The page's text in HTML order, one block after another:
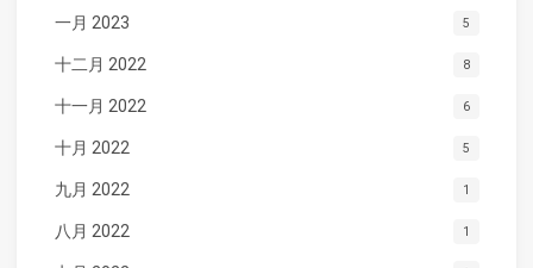
一月 2023 5
十二月 2022 8
十一月 2022 6
十月 2022 5
九月 2022 1
八月 2022 1